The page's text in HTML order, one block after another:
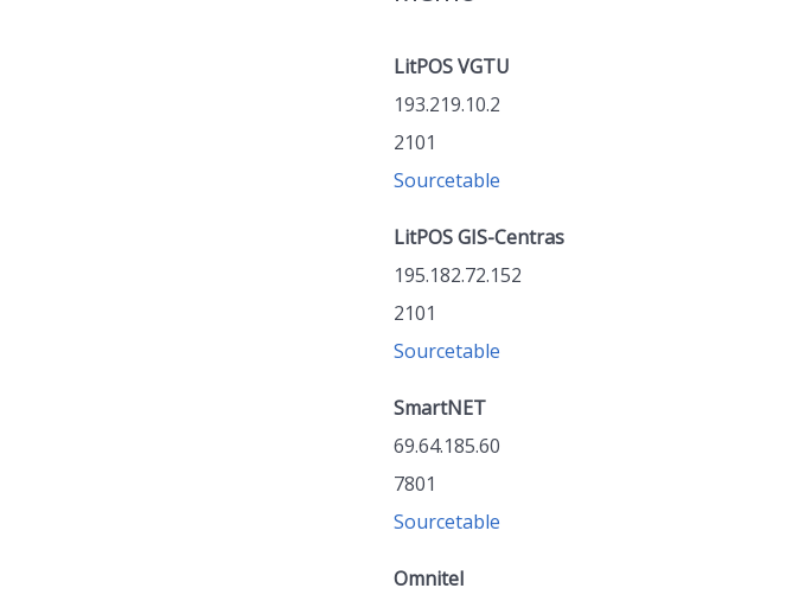
LitPOS VGTU
193.219.10.2
2101
Sourcetable
LitPOS GIS-Centras
195.182.72.152
2101
Sourcetable
SmartNET
69.64.185.60
7801
Sourcetable
Omnitel